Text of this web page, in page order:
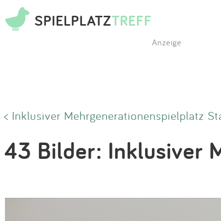
SPIELPLATZTREFF
Anzeige
< Inklusiver Mehrgenerationenspielplatz
43 Bilder: Inklusiver